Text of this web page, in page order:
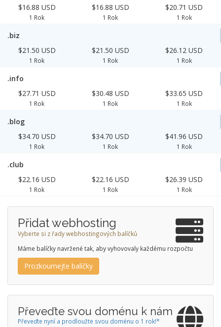
$16.88 USD
1 Rok
$16.88 USD
1 Rok
$20.71 USD
1 Rok
.biz
$21.50 USD
1 Rok
$21.50 USD
1 Rok
$26.12 USD
1 Rok
.info
$27.71 USD
1 Rok
$30.48 USD
1 Rok
$33.65 USD
1 Rok
.blog
$34.70 USD
1 Rok
$34.70 USD
1 Rok
$41.96 USD
1 Rok
.club
$22.16 USD
1 Rok
$22.16 USD
1 Rok
$26.39 USD
1 Rok
Přidat webhosting
Vyberte si z řady webhostingových balíčků
Máme balíčky navržené tak, aby vyhovovaly každému rozpočtu
Prozkoumejte balíčky
Převeďte svou doménu k nám
Převeďte nyní a prodloužte svou doménu o 1 rok!*